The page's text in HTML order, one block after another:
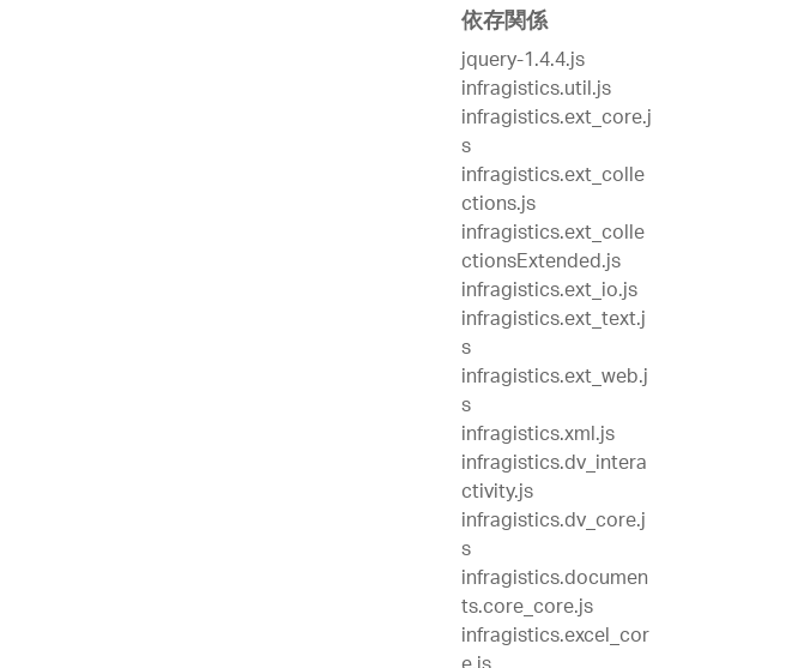
依存関係
jquery-1.4.4.js
infragistics.util.js
infragistics.ext_core.j
s
infragistics.ext_colle
ctions.js
infragistics.ext_colle
ctionsExtended.js
infragistics.ext_io.js
infragistics.ext_text.j
s
infragistics.ext_web.j
s
infragistics.xml.js
infragistics.dv_intera
ctivity.js
infragistics.dv_core.j
s
infragistics.documen
ts.core_core.js
infragistics.excel_cor